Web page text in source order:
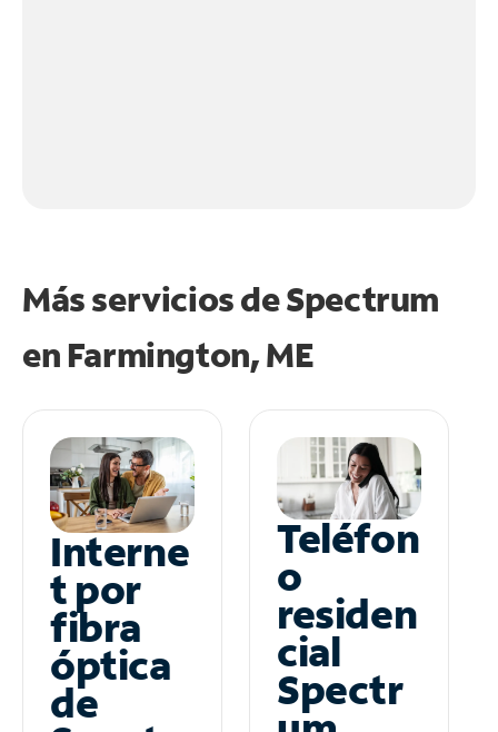
Más servicios de Spectrum
en Farmington, ME
Interne
t por
fibra
óptica
de
Teléfon
o
residen
cial
Spectr